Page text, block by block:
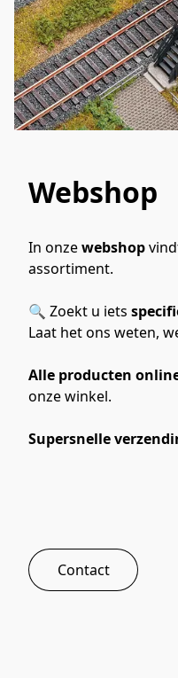
Webshop
In onze webshop
assortiment.
🔍 Zoekt u iets
Laat het ons weten,
Alle producten
onze winkel.
Supersnelle
Contact